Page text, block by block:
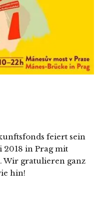
feiert sein
2018 in Prag mit
Wir gratulieren ganz
hin!